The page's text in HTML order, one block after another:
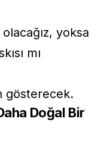
yoksa
mı
gösterecek.
Doğal Bir